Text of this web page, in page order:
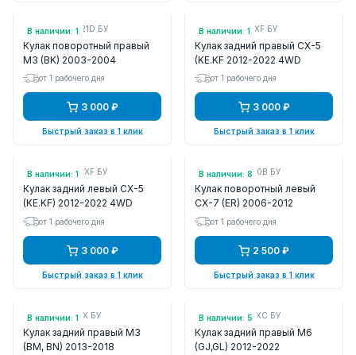
В наличии: 1
Арт.: BP4K33021D БУ
Кулак поворотный правый
M3 (BK) 2003-2004
от 1 рабочего дня
3 000 ₽
Быстрый заказ в 1 клик
В наличии: 1
Арт.: KD352611XF БУ
Кулак задний правый CX-5
(KE.KF 2012-2022 4WD
от 1 рабочего дня
3 000 ₽
Быстрый заказ в 1 клик
В наличии: 1
Арт.: KD352612XF БУ
Кулак задний левый CX-5
(KE.KF) 2012-2022 4WD
от 1 рабочего дня
3 000 ₽
Быстрый заказ в 1 клик
В наличии: 8
Арт.: L20633030B БУ
Кулак поворотный левый
CX-7 (ER) 2006-2012
от 1 рабочего дня
2 500 ₽
Быстрый заказ в 1 клик
В наличии: 1
Арт.: B45A2611X БУ
Кулак задний правый M3
(BM, BN) 2013-2018
В наличии: 5
Арт.: GHP92611XC БУ
Кулак задний правый M6
(GJ,GL) 2012-2022